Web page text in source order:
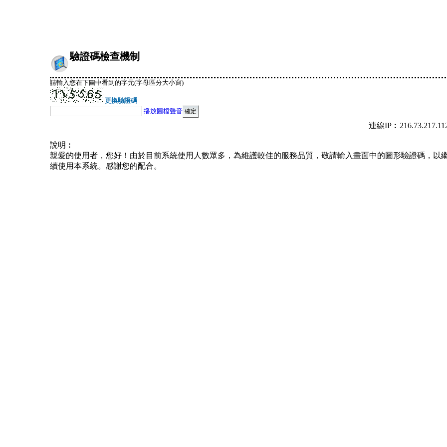
驗證碼檢查機制
請輸入您在下圖中看到的字元(字母區分大小寫)
更換驗證碼
播放圖檔聲音
連線
說明︰
親愛的使用者，您好！由於目前系統使用人數眾多，為維護較佳的服務品質，敬請輸入畫面中的圖形驗證碼，以
續使用本系統。感謝您的配合。